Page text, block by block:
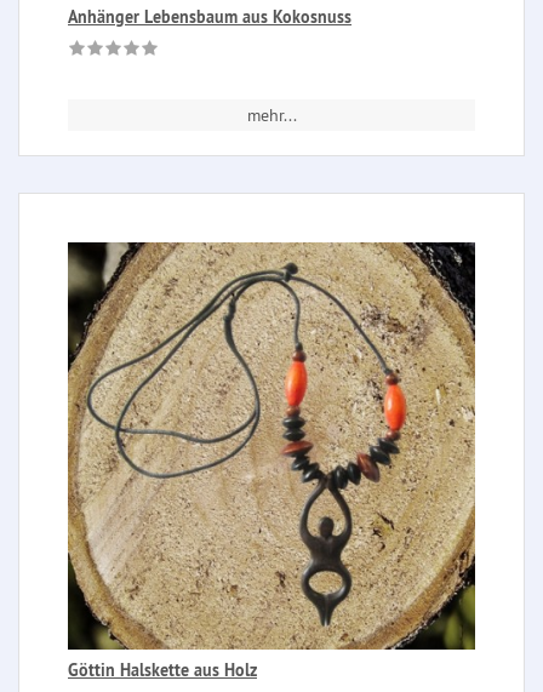
Anhänger Lebensbaum aus Kokosnuss
mehr...
Göttin Halskette aus Holz